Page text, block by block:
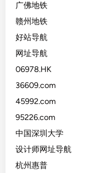
广佛地铁
赣州地铁
好站导航
网址导航
06978.HK
36609.com
45992.com
95226.com
中国深圳大学
设计师网址导航
杭州惠普